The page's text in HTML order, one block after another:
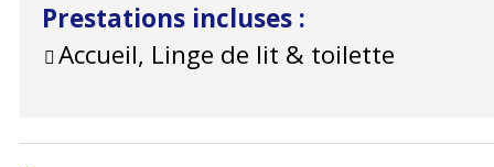
Prestations incluses :
Accueil, Linge de lit & toilette